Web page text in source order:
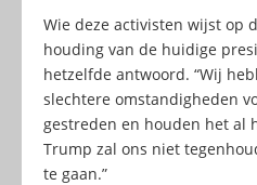
Wie deze activisten wijst op
houding van de huidige
hetzelfde antwoord. “Wij
slechtere omstandigheden
gestreden en houden het al
Trump zal ons niet
te gaan.”